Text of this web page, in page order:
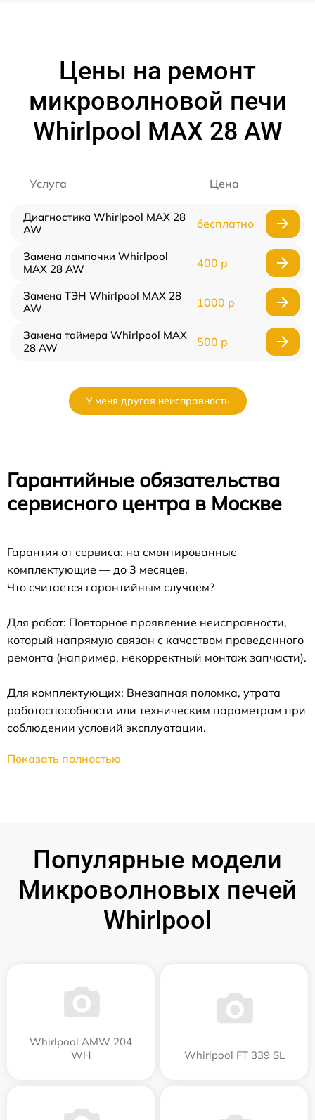
Цены на ремонт
микроволновой печи
Whirlpool MAX 28 AW
Услуга Цена
Диагностика Whirlpool MAX 28
AW
бесплатно
Замена лампочки Whirlpool
MAX 28 AW
400 р
Замена ТЭН Whirlpool MAX 28
AW
1000 р
Замена таймера Whirlpool MAX
28 AW
500 р
У меня другая неисправность
Гарантийные обязательства
сервисного центра в Москве
Гарантия от сервиса: на смонтированные
комплектующие — до 3 месяцев.
Что считается гарантийным случаем?
Для работ: Повторное проявление неисправности,
который напрямую связан с качеством проведенного
ремонта (например, некорректный монтаж запчасти).
Для комплектующих: Внезапная поломка, утрата
работоспособности или техническим параметрам при
соблюдении условий эксплуатации.
Показать полностью
Популярные модели
Микроволновых печей
Whirlpool
Whirlpool AMW 204
WH
Whirlpool FT 339 SL